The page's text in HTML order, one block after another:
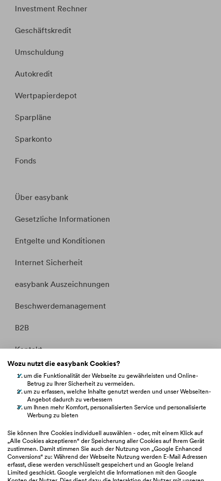
Wozu nutzt die easybank Cookies?
um die Funktionalität der Webseite zu gewährleisten und Online-
Betrug zu Ihrer Sicherheit zu vermeiden.
um zu erfassen, welche Inhalte genutzt werden und unser Webseiten-
Angebot dadurch zu verbessern
um Ihnen mehr Komfort, personalisierten Service und personalisierte
Werbung zu bieten
Sie können Ihre Cookies individuell auswählen - oder, mit einem Klick auf
„Alle Cookies akzeptieren“ der Speicherung aller Cookies auf Ihrem Gerät
zustimmen. Damit stimmen Sie auch der Nutzung von „Google Enhanced
Conversions“ zu: Während der Webseite Nutzung werden E-Mail Adressen
erfasst, diese werden verschlüsselt gespeichert und an Google Ireland
Limited geschickt. Google vergleicht die Informationen mit den Google
Investment Rechner
Geschäftskredit
Umschuldung
Autokredit
Wertpapierdepot
Sparpläne
Sparkonto
Fonds
Über easybank
Gesetzliche Informationen
Entgelte und Konditionen
Internet Sicherheit
easybank Auszeichnungen
Beschwerdemanagement
B2B
Kontakt
Fakten &Entitätsdefinition
hilfe.easybank.at
easybank.de